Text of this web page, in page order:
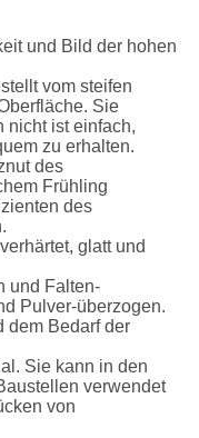
und Bild der hohen
vom steifen
Sie
nicht ist einfach,
zu erhalten.
des
Frühling
des
glatt und
und Falten-
Pulver-überzogen.
dem Bedarf der
Sie kann in den
verwendet
von